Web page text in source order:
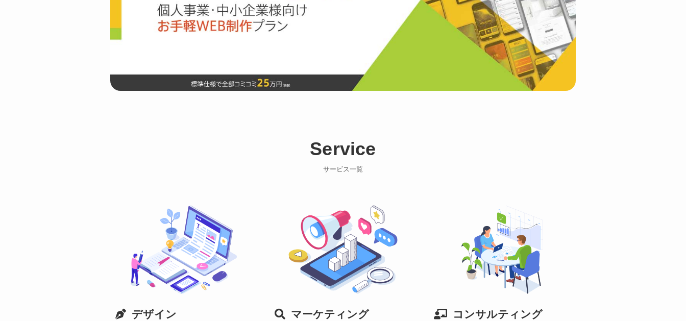
Service
サービス一覧
デザイン マーケティング コンサルティング